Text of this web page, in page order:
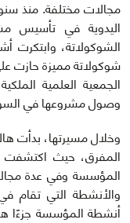
مجالات مختلفة. منذ
اليدوية في تأسيس
الشوكولاتة، وابتكرت
شوكولاتة مميزة حازت
الجمعية العلمية
وصول مشروعها في
وخلال مسيرتها، بدأت
المفرق، حيث اكتشفت
المؤسسة وفي عدة
والأنشطة التي تقام
أنشطة المؤسسة جزءًا